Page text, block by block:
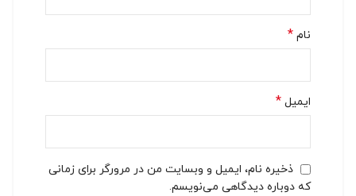
نام *
ایمیل *
ذخیره نام، ایمیل و وبسایت من در مرورگر برای زمانی
که دوباره دیدگاهی می‌نویسم.